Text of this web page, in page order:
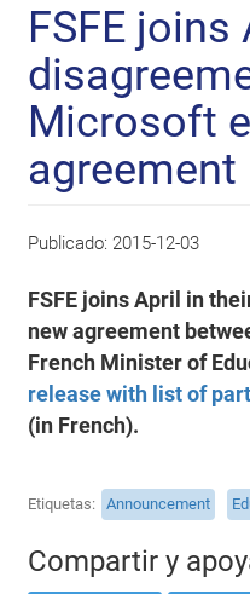
FSFE joins
Microsoft
agreement
Publicado: 2015-12-03
FSFE joins April in
new agreement
French Minister of
release with list of
(in French).
Etiquetas Announcement
Compartir y